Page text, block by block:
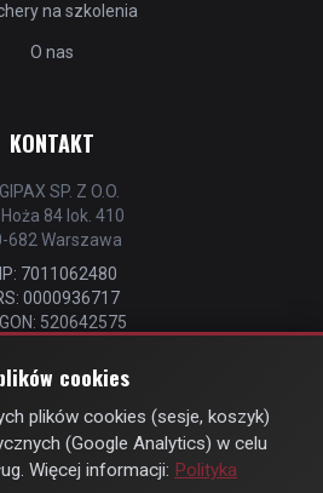
na szkolenia
O nas
KONTAKT
SP. Z O.O.
Hoża 84 lok. 410
682 Warszawa
7011062480
0000936717
520642575
732 106 076
cookies
plików cookies (sesje, koszyk)
(Google Analytics) w celu
Więcej informacji: Polityka